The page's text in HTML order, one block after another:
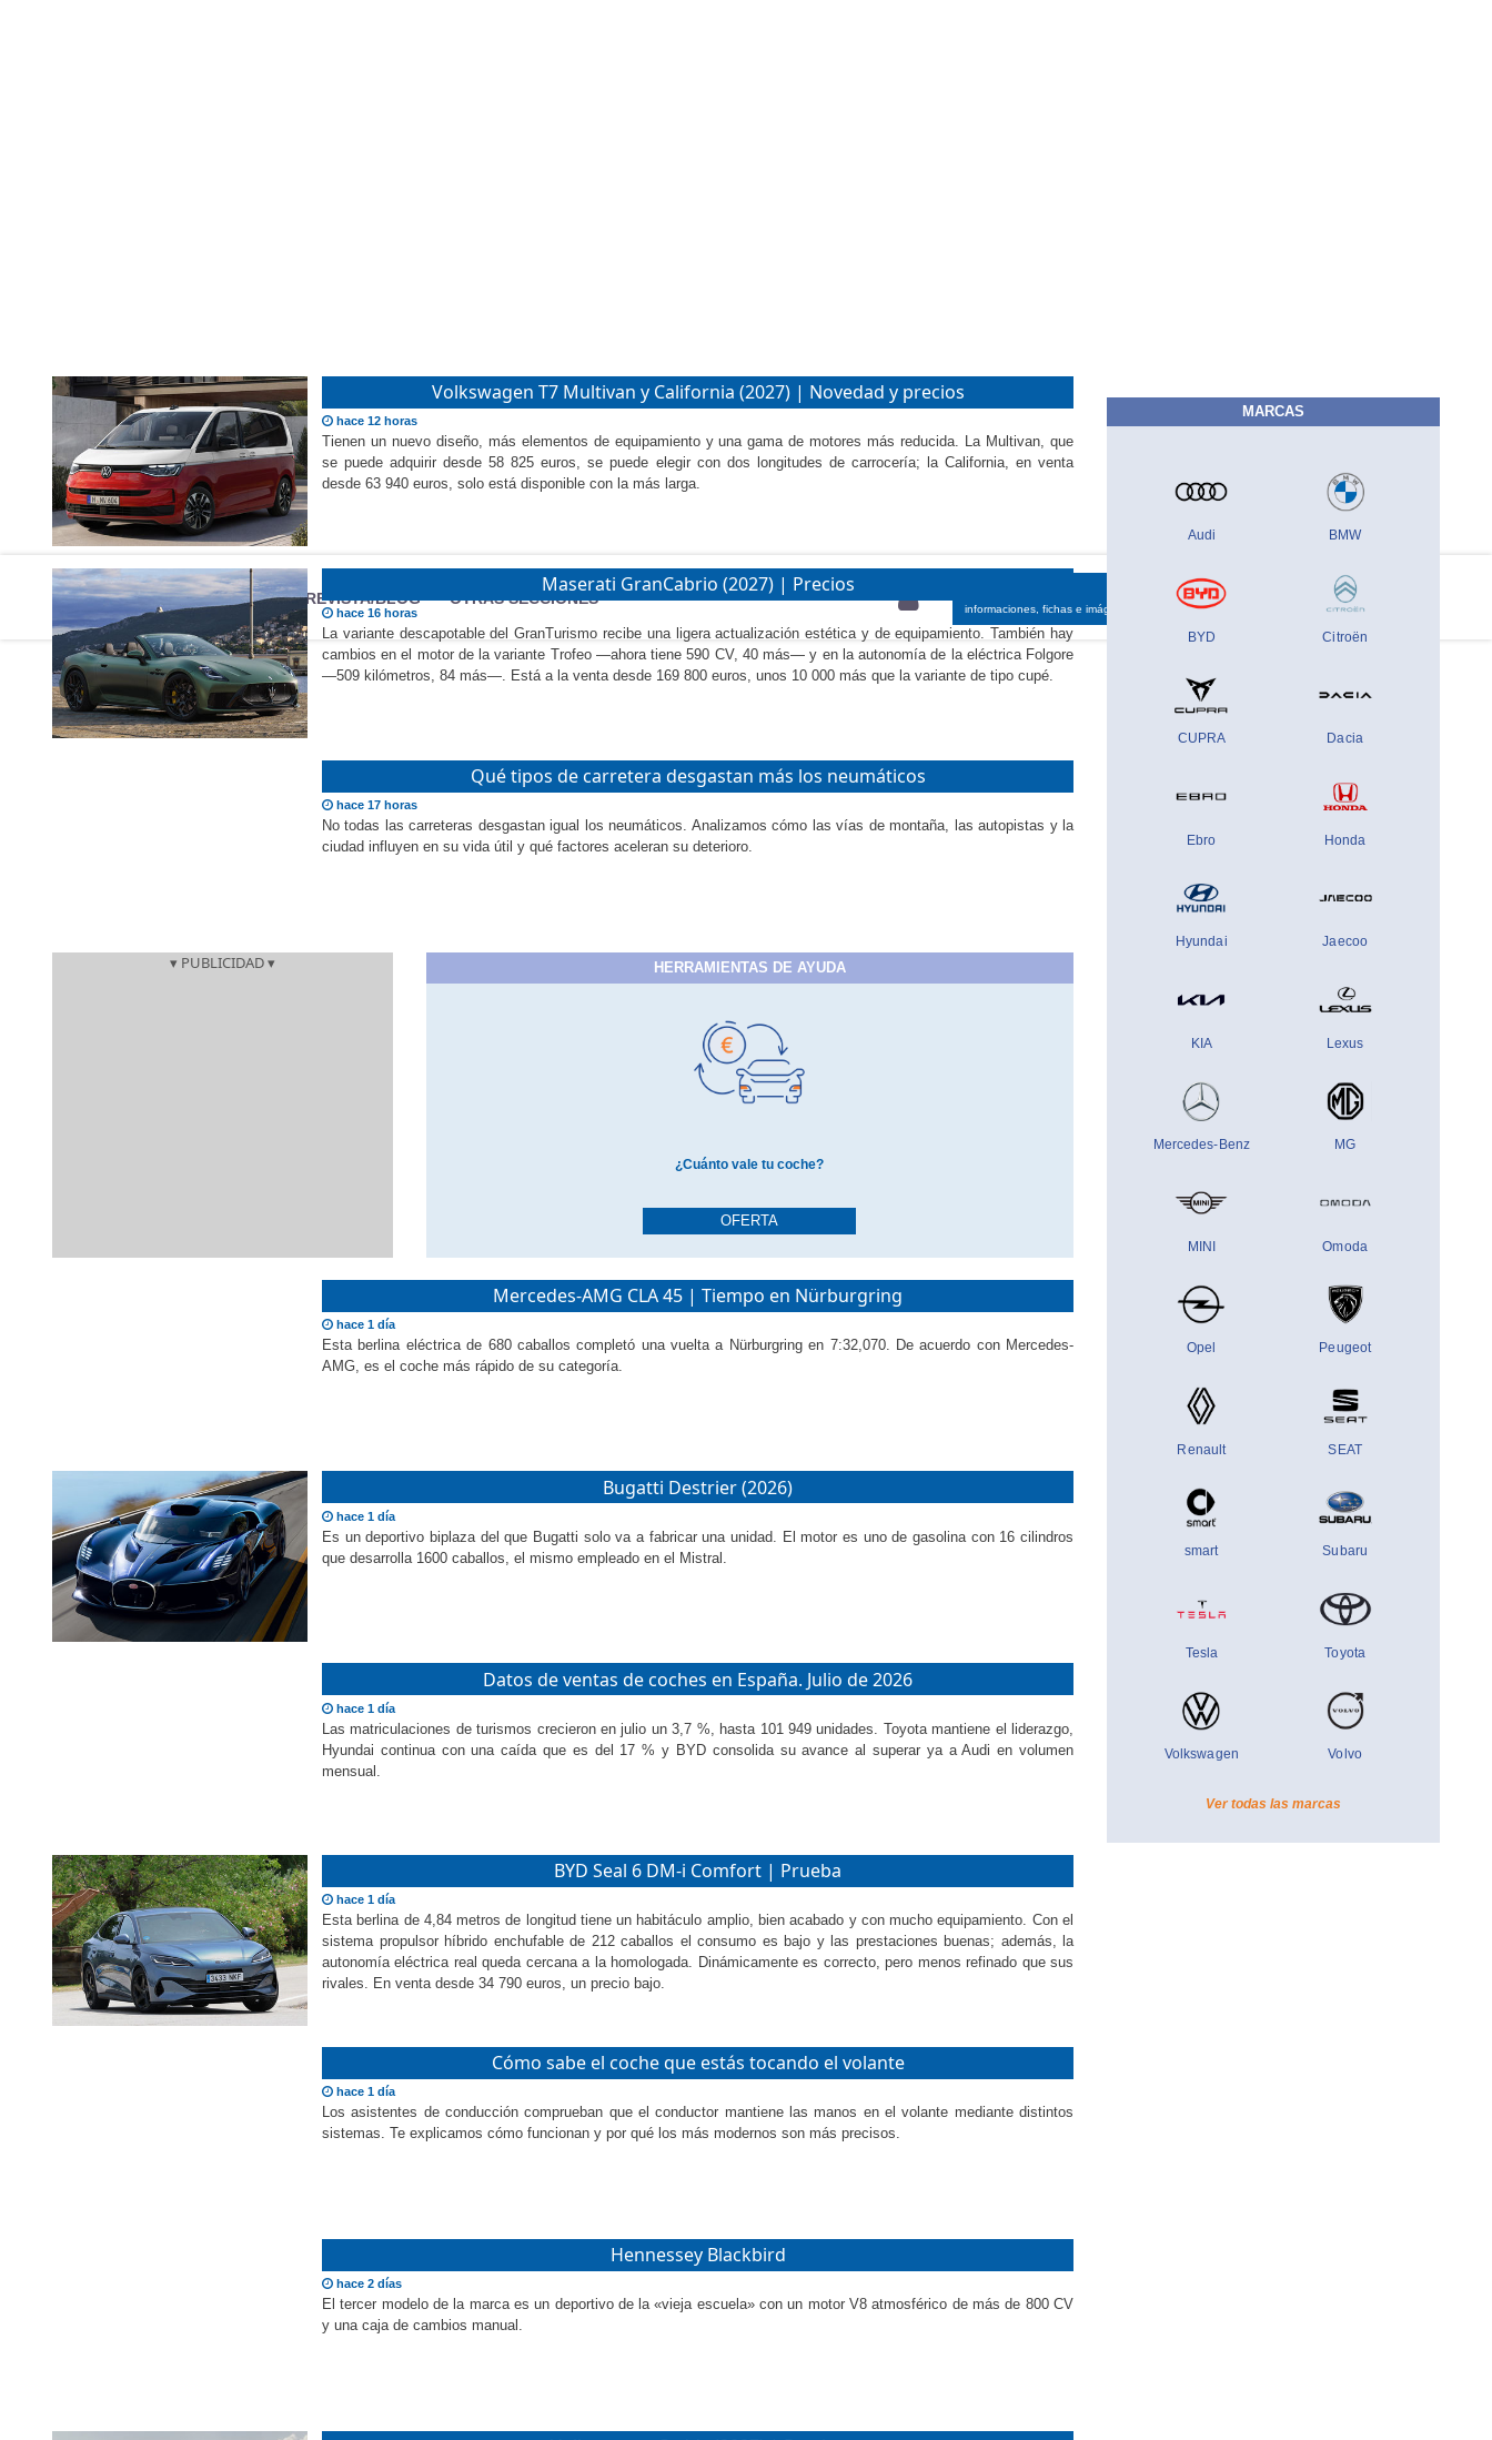
MARCAS REVISTA/BLOG OTRAS SECCIONES
informaciones, fichas e imágenes
COMPARADOR
precios, fichas y equipamiento
Volkswagen T7 Multivan y California (2027) | Novedad y precios
hace 12 horas
Tienen un nuevo diseño, más elementos de equipamiento y una gama de motores más reducida. La Multivan, que
se puede adquirir desde 58 825 euros, se puede elegir con dos longitudes de carrocería; la California, en venta
desde 63 940 euros, solo está disponible con la más larga.
Maserati GranCabrio (2027) | Precios
hace 16 horas
La variante descapotable del GranTurismo recibe una ligera actualización estética y de equipamiento. También hay
cambios en el motor de la variante Trofeo —ahora tiene 590 CV, 40 más— y en la autonomía de la eléctrica Folgore
—509 kilómetros, 84 más—. Está a la venta desde 169 800 euros, unos 10 000 más que la variante de tipo cupé.
Qué tipos de carretera desgastan más los neumáticos
hace 17 horas
No todas las carreteras desgastan igual los neumáticos. Analizamos cómo las vías de montaña, las autopistas y la
ciudad influyen en su vida útil y qué factores aceleran su deterioro.
▾ PUBLICIDAD ▾ HERRAMIENTAS DE AYUDA
¿Cuánto vale tu coche?
OFERTA
Mercedes-AMG CLA 45 | Tiempo en Nürburgring
hace 1 día
Esta berlina eléctrica de 680 caballos completó una vuelta a Nürburgring en 7:32,070. De acuerdo con Mercedes-
AMG, es el coche más rápido de su categoría.
Bugatti Destrier (2026)
hace 1 día
Es un deportivo biplaza del que Bugatti solo va a fabricar una unidad. El motor es uno de gasolina con 16 cilindros
que desarrolla 1600 caballos, el mismo empleado en el Mistral.
Datos de ventas de coches en España. Julio de 2026
hace 1 día
Las matriculaciones de turismos crecieron en julio un 3,7 %, hasta 101 949 unidades. Toyota mantiene el liderazgo,
Hyundai continua con una caída que es del 17 % y BYD consolida su avance al superar ya a Audi en volumen
mensual.
BYD Seal 6 DM-i Comfort | Prueba
hace 1 día
Esta berlina de 4,84 metros de longitud tiene un habitáculo amplio, bien acabado y con mucho equipamiento. Con el
sistema propulsor híbrido enchufable de 212 caballos el consumo es bajo y las prestaciones buenas; además, la
autonomía eléctrica real queda cercana a la homologada. Dinámicamente es correcto, pero menos refinado que sus
rivales. En venta desde 34 790 euros, un precio bajo.
Cómo sabe el coche que estás tocando el volante
hace 1 día
Los asistentes de conducción comprueban que el conductor mantiene las manos en el volante mediante distintos
sistemas. Te explicamos cómo funcionan y por qué los más modernos son más precisos.
Hennessey Blackbird
hace 2 días
El tercer modelo de la marca es un deportivo de la «vieja escuela» con un motor V8 atmosférico de más de 800 CV
y una caja de cambios manual.
MARCAS
Audi BMW
BYD Citroën
CUPRA Dacia
Ebro Honda
Hyundai Jaecoo
KIA Lexus
Mercedes-Benz MG
MINI Omoda
Opel Peugeot
Renault SEAT
smart Subaru
Tesla Toyota
Volkswagen Volvo
Ver todas las marcas